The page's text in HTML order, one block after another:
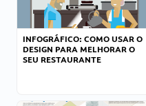
INFOGRÁFICO: COMO USAR O
DESIGN PARA MELHORAR O
SEU RESTAURANTE